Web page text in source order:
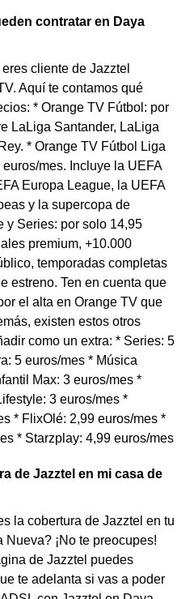
contratar en Daya
cliente de Jazztel
Aquí te contamos qué
* Orange TV Fútbol: por
LaLiga Santander, LaLiga
* Orange TV Fútbol Liga
mes. Incluye la UEFA
Europa League, la UEFA
y la supercopa de
y Series: por solo 14,95
premium, +10.000
temporadas completas
estreno. Ten en cuenta que
el alta en Orange TV que
existen estos otros
como un extra: * Series: 5
5 euros/mes * Música
Max: 3 euros/mes *
3 euros/mes *
* FlixOlé: 2,99 euros/mes *
* Starzplay: 4,99 euros/mes
de Jazztel en mi casa de
la cobertura de Jazztel en tu
¡No te preocupes!
de Jazztel puedes
te adelanta si vas a poder